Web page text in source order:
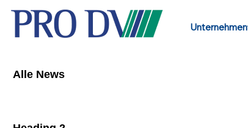
Unternehmen
Alle News